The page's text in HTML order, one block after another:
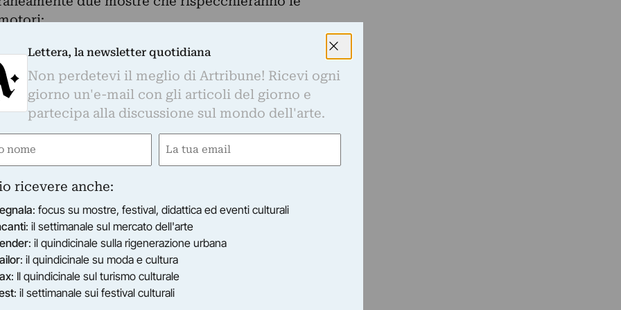
MEWE il volto della città con la
della città attraverso dei ritratti che
l’emotività, il carattere attraverso
abitanti di Pistoia.
l’artista FABIO DE POLI è divenuto il
di sintetizzare volti e caratteri delle persone
il passo iniziale di un indagine conoscitiva che
campione sempre più vasto.
una raccolta di ritratti e autoritratti dalla sua
della continuità della galleria.
Ceroli, Alfiero Cappellini, Umberto Mariotti,
Renato Santini, Corrado Zanzotto,
Eloïsa Pacini, Alberto Caligiani, Mino Maccari,
Massimo Biagi, Lorenzo Viani, Fabio de
Lettera, la newsletter quotidiana
Non perdetevi il meglio di Artribune! Ricevi ogni
giorno un'e-mail con gli articoli del giorno e
partecipa alla discussione sul mondo dell'arte.
Email
ricevere anche:
: focus su mostre, festival, didattica ed eventi culturali
: il settimanale sul mercato dell'arte
: il quindicinale sulla rigenerazione urbana
: il quindicinale su moda e cultura
: Il quindicinale sul turismo culturale
: il settimanale sui festival culturali